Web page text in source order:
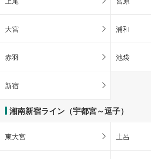
大宮 浦和
赤羽 池袋
新宿
湘南新宿ライン（宇都宮～逗子）
東大宮 土呂